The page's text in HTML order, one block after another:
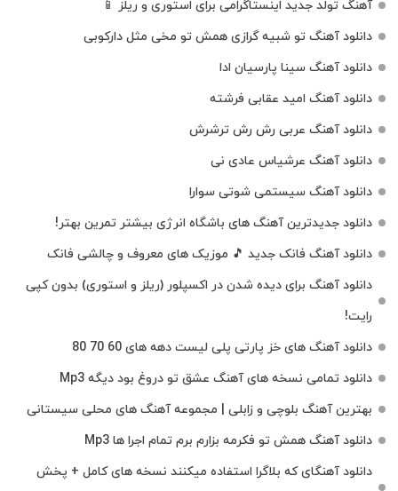
آهنگ تولد جدید اینستاگرامی برای استوری و ریلز 📱
دانلود آهنگ تو شبیه گرازی همش تو مخی مثل دارکوبی
دانلود آهنگ سینا پارسیان ادا
دانلود آهنگ امید عقابی فرشته
دانلود آهنگ عربی رش رش ترشرش
دانلود آهنگ عرشیاس عادی نی
دانلود آهنگ سیستمی شوتی سوارا
دانلود جدیدترین آهنگ‌ های باشگاه انرژی بیشتر تمرین بهتر!
دانلود آهنگ فانک جدید 🎵 موزیک‌ های معروف و چالشی فانک
دانلود آهنگ برای دیده شدن در اکسپلور (ریلز و استوری) بدون کپی
رایت!
دانلود آهنگ های خز پارتی پلی لیست دهه های 60 70 80
دانلود تمامی نسخه های آهنگ عشق تو دروغ بود دیگه Mp3
بهترین آهنگ بلوچی و زابلی | مجموعه آهنگ‌ های محلی سیستانی
دانلود آهنگ همش تو فکرمه بزارم برم تمام اجرا ها Mp3
دانلود آهنگای که بلاگرا استفاده میکنند نسخه های کامل + پخش